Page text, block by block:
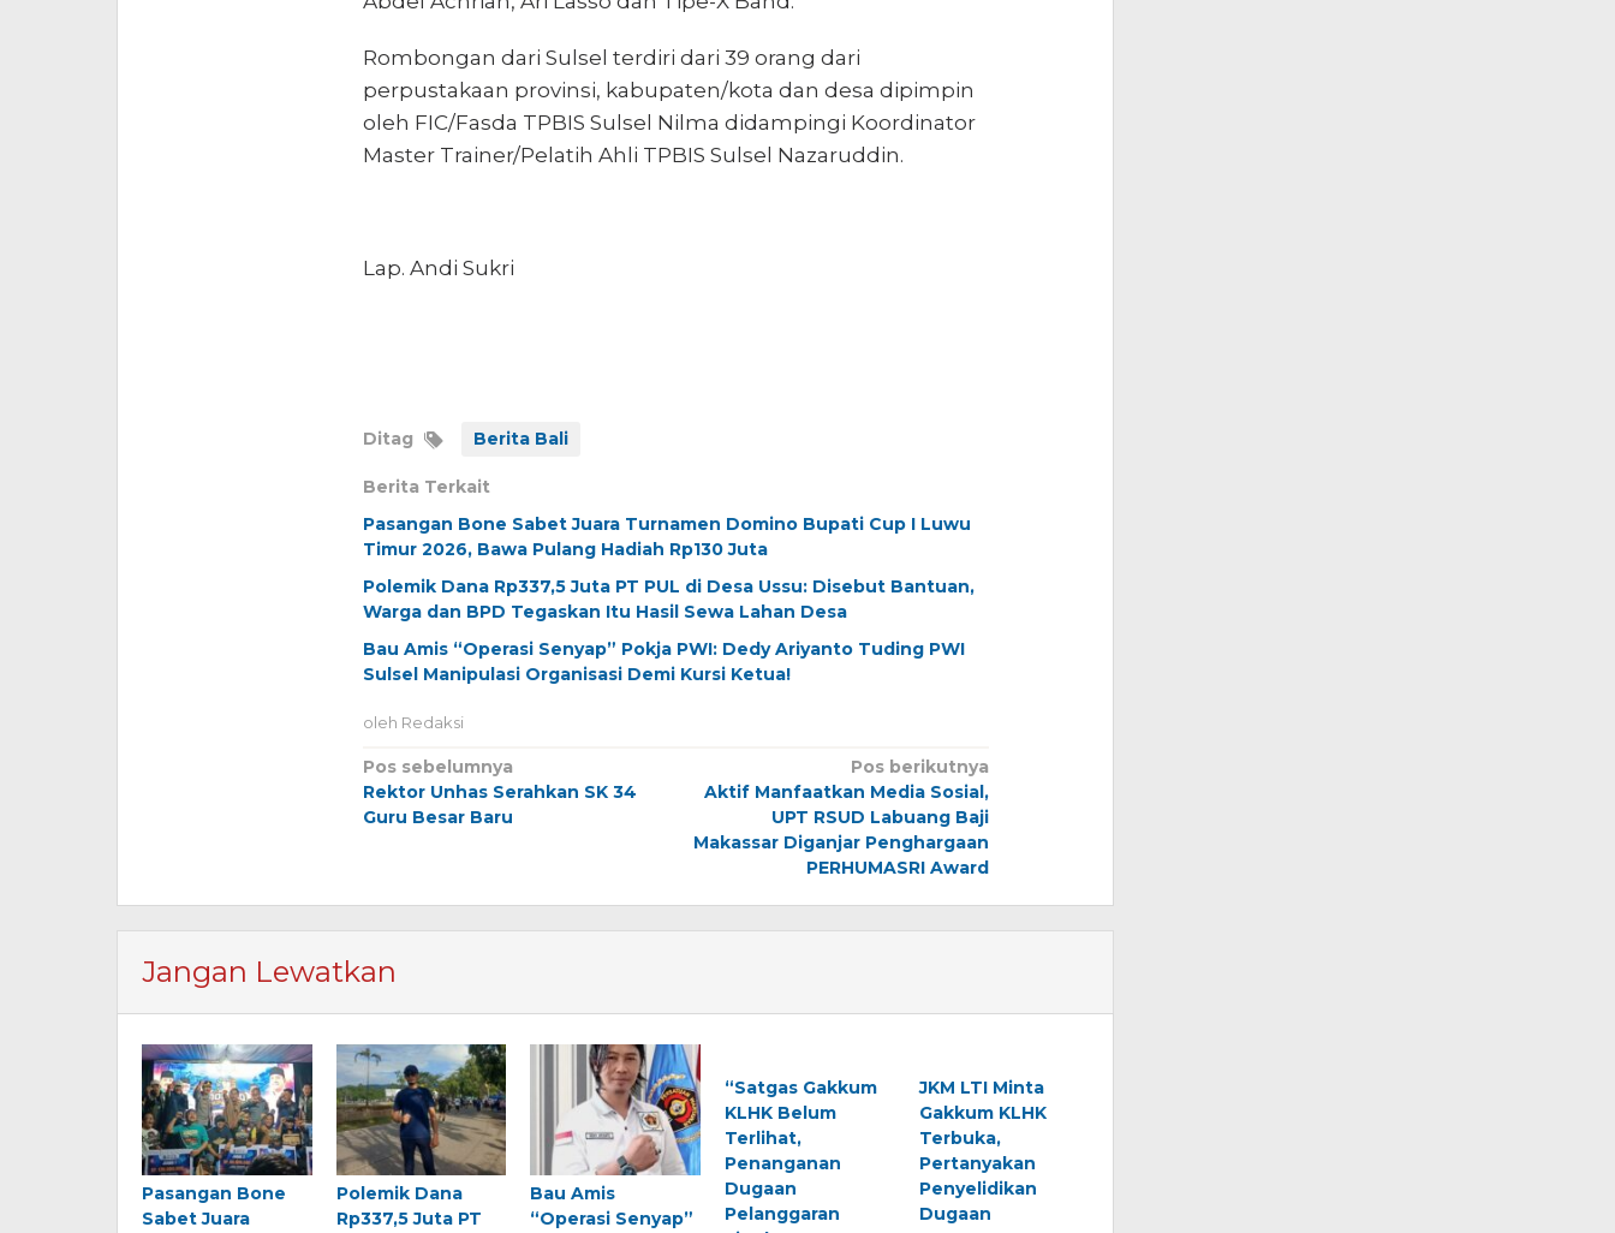
Rombongan dari Sulsel terdiri dari 39 orang dari
perpustakaan provinsi, kabupaten/kota dan desa dipimpin
oleh FIC/Fasda TPBIS Sulsel Nilma didampingi Koordinator
Master Trainer/Pelatih Ahli TPBIS Sulsel Nazaruddin.
Lap. Andi Sukri
Ditag Berita Bali
Berita Terkait
Pasangan Bone Sabet Juara Turnamen Domino Bupati Cup I Luwu
Timur 2026, Bawa Pulang Hadiah Rp130 Juta
Polemik Dana Rp337,5 Juta PT PUL di Desa Ussu: Disebut Bantuan,
Warga dan BPD Tegaskan Itu Hasil Sewa Lahan Desa
Bau Amis “Operasi Senyap” Pokja PWI: Dedy Ariyanto Tuding PWI
Sulsel Manipulasi Organisasi Demi Kursi Ketua!
oleh Redaksi
Navigasi
pos
Pos sebelumnya
Rektor Unhas Serahkan SK 34
Guru Besar Baru
Pos berikutnya
Aktif Manfaatkan Media Sosial,
UPT RSUD Labuang Baji
Makassar Diganjar Penghargaan
PERHUMASRI Award
Jangan Lewatkan
Pasangan Bone
Sabet Juara
Polemik Dana
Rp337,5 Juta PT
Bau Amis
“Operasi Senyap”
“Satgas Gakkum
KLHK Belum
Terlihat,
Penanganan
Dugaan
Pelanggaran
JKM LTI Minta
Gakkum KLHK
Terbuka,
Pertanyakan
Penyelidikan
Dugaan